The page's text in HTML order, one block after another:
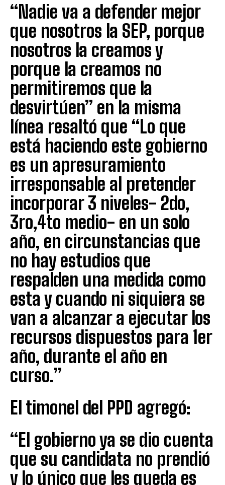
“Nadie va a defender mejor
que nosotros la SEP, porque
nosotros la creamos y
porque la creamos no
permitiremos que la
desvirtúen” en la misma
línea resaltó que “Lo que
está haciendo este gobierno
es un apresuramiento
irresponsable al pretender
incorporar 3 niveles- 2do,
3ro,4to medio- en un solo
año, en circunstancias que
no hay estudios que
respalden una medida como
esta y cuando ni siquiera se
van a alcanzar a ejecutar los
recursos dispuestos para 1er
año, durante el año en
curso.”
El timonel del PPD agregó:
“El gobierno ya se dio cuenta
que su candidata no prendió
y lo único que les queda es